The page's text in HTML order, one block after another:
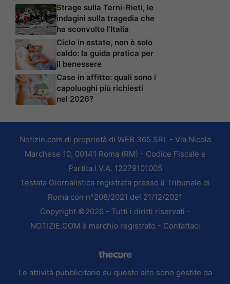
Strage sulla Terni-Rieti, le
indagini sulla tragedia che
ha sconvolto l’Italia
Ciclo in estate, non è solo
caldo: la guida pratica per
il benessere
Case in affitto: quali sono i
capoluoghi più richiesti
nel 2026?
Notizie.com di proprietà di WEB 365 SRL - Via Nicola
Marchese 10, 00141 Roma (RM) - Codice Fiscale e
Partita I.V.A. 12279101005
Testata Giornalistica registrata presso il Tribunale di
Roma con n°208/2021 del 21/12/2021
Copyright ©2026 - Tutti i diritti riservati -
NOTIZIE.COM è marchio registrato - Contattaci
Le attività pubblicitarie su questo sito sono gestite da